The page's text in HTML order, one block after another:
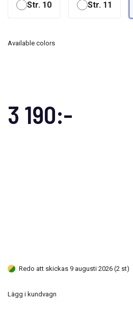
3 190:-
Str. 10 Str. 11
Available colors
Redo att skickas 9 augusti 2026 (2 st)
Lägg i kundvagn